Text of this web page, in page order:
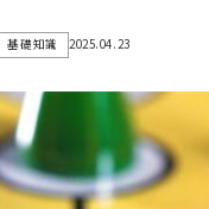
基礎知識 2025.04.23